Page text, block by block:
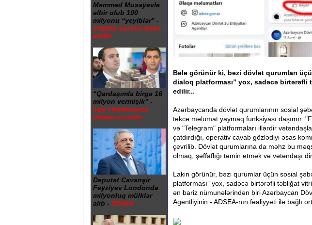
Məmməd Musayevlə
əlbir olub 100
milyonu “yeyiblər” -
Vəzifəli şəxslər həbs
edildi
“Qardaşımla birgə 16
milyon vermişik” -
Tale Heydərovun
ifadəsi oxundu
Deputat Cavanşir
Feyziyev Londonda
milyonluq mülklər
alıb - SİYAHI
Belə görünür ki, bəzi dövlət qurumları
dialoq platforması” yox, sadəcə
edilir...
Azərbaycanda dövlət qurumlarının sosial
təkcə məlumat yaymaq funksiyası daşımır.
və "Telegram" platformaları illərdir
çatdırdığı, operativ cavab gözlədiyi əsas
çevrilib. Dövlət qurumlarına da məhz bu
olmaq, şəffaflığı təmin etmək və vətəndaşı
Lakin görünür, bəzi qurumlar üçün sosial
platforması” yox, sadəcə birtərəfli təbliğat
ən bariz nümunələrindən biri Azərbaycan
Agentliyinin - ADSEA-nın fəaliyyəti ilə bağlı